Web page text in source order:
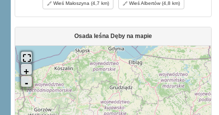
Wieś Małoszyna (4,7 km) Wieś Albertów (4,8 km)
Osada leśna Dęby na mapie